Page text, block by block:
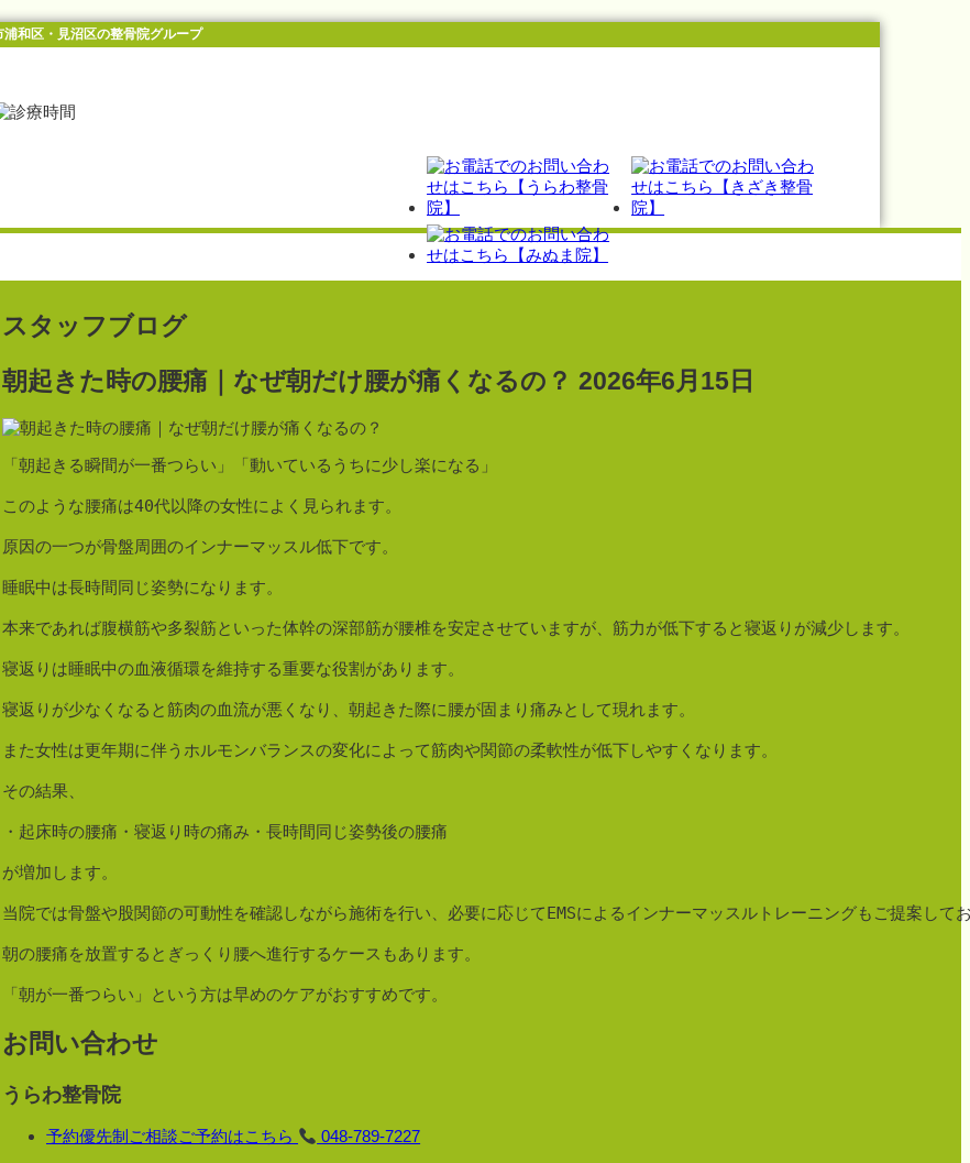
和区・見沼区の整骨院グループ
スタッフブログ
朝起きた時の腰痛｜なぜ朝だけ腰が痛くなるの？ 2026年6月15日
「朝起きる瞬間が一番つらい」「動いているうちに少し楽になる」
このような腰痛は40代以降の女性によく見られます。
原因の一つが骨盤周囲のインナーマッスル低下です。
睡眠中は長時間同じ姿勢になります。
本来であれば腹横筋や多裂筋といった体幹の深部筋が腰椎を安定させていますが、筋力が低下すると寝返りが減少します。
寝返りは睡眠中の血液循環を維持する重要な役割があります。
寝返りが少なくなると筋肉の血流が悪くなり、朝起きた際に腰が固まり痛みとして現れます。
また女性は更年期に伴うホルモンバランスの変化によって筋肉や関節の柔軟性が低下しやすくなります。
その結果、
・起床時の腰痛・寝返り時の痛み・長時間同じ姿勢後の腰痛
が増加します。
当院では骨盤や股関節の可動性を確認しながら施術を行い、必要に応じてEMSによるインナーマッスルトレーニングもご提案して
朝の腰痛を放置するとぎっくり腰へ進行するケースもあります。
「朝が一番つらい」という方は早めのケアがおすすめです。
お問い合わせ
うらわ整骨院
予約優先制 ご相談ご予約はこちら
048-789-7227